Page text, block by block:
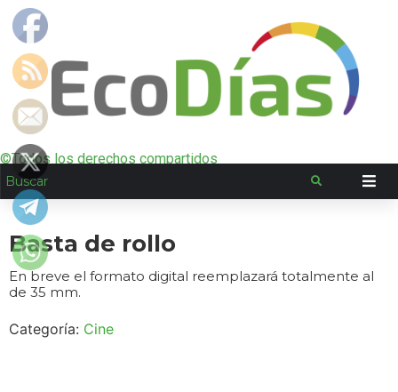
©Todos los derechos compartidos
Basta de rollo
En breve el formato digital reemplazará totalmente al
de 35 mm.
Categoría: Cine